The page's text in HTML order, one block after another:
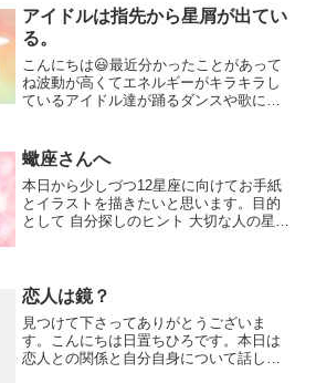
やりたかった仕事の初心ってなんでしょ
う？私はね、絵を描く、占...
アイドルは指先から星屑が出てい
る。
こんにちは😃最近分かったことがあって
ね波動が高くてエネルギーがキラキラし
ているアイドル達が踊るダンスや歌に光
く感覚があります。波動が高いアイドル
が踊ると、空間...
蠍座さんへ
本日から少しづつ12星座に向けてお手紙
とイラストを描きたいと思います。目的
として 自分探しのヒント 大切な人の星座
続き魚座で終わりま...
恋人は鏡？
見つけて下さってありがとうございま
す。こんにちは日置ちひろです。本日は
恋人との関係と自分自身について話した